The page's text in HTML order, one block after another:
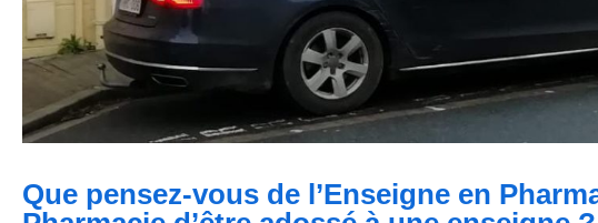
Que pensez-vous de l’Enseigne en